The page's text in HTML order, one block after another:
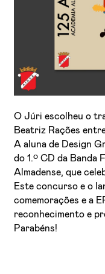
O Júri escolheu o
Beatriz Rações
A aluna de Design
do 1.º CD da Banda
Almadense, que
Este concurso e o
comemorações e a
reconhecimento e
Parabéns!